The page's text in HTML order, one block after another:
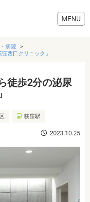
病院
西口クリニック」
徒歩2分の泌尿
荻窪駅
2023.10.25